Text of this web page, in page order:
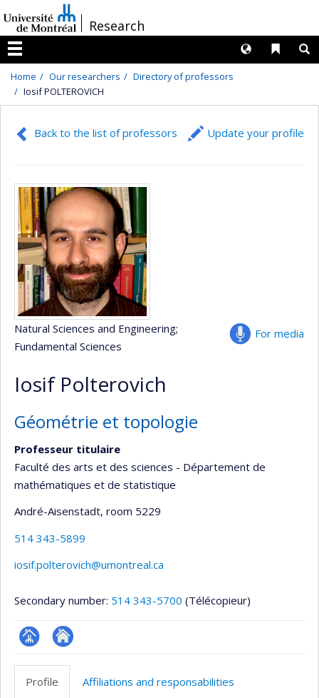
au
contenu
/Research
Menu
Liens
Langues
Home Our researchers
Directory of professors
Iosif POLTEROVICH
Back to the list of professors Update your profile
For media
Natural Sciences and Engineering;
Fundamental Sciences
Iosif Polterovich
Géométrie et topologie
Professeur titulaire
Faculté des arts et des sciences - Département de
mathématiques et de statistique
André-Aisenstadt, room 5229
514 343-5899
iosif.polterovich@umontreal.ca
Secondary number: 514 343-5700 (Télécopieur)
Page
professionnelle
Autre
Profile Affiliations and responsabilities